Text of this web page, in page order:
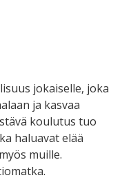
jokaiselle, joka
ja kasvaa
koulutus tuo
haluavat elää
muille.